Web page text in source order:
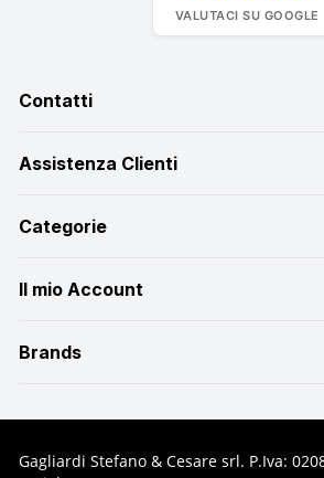
VALUTACI SU GOOGLE
Contatti
Assistenza Clienti
Categorie
Il mio Account
Brands
Gagliardi Stefano & Cesare srl. P.Iva: